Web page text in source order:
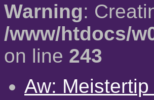
Warning:
/www/htdocs/
on line 243
Aw: